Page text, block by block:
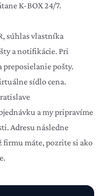
K-BOX 24/7.
súhlas vlastníka
a notifikácie. Pri
preposielanie pošty.
sídlo cena.
a my pripravíme
. Adresu následne
firmu máte, pozrite si ako
.